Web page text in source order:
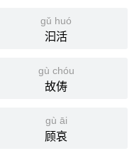
gǔ huó
汩活
gù chóu
故俦
gù āi
顾哀